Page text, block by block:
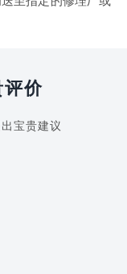
价
宝贵建议